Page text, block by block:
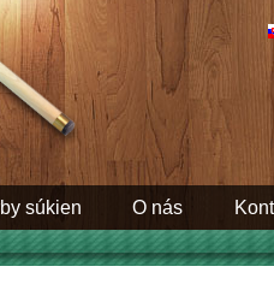
súkien O nás